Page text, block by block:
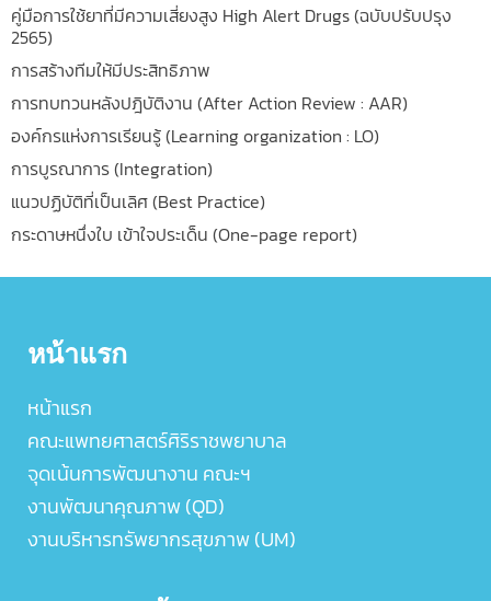
คู่มือการใช้ยาที่มีความเสี่ยงสูง High Alert Drugs (ฉบับปรับปรุง
2565)
การสร้างทีมให้มีประสิทธิภาพ
การทบทวนหลังปฎิบัติงาน (After Action Review : AAR)
องค์กรแห่งการเรียนรู้ (Learning organization : LO)
การบูรณาการ (Integration)
แนวปฏิบัติที่เป็นเลิศ (Best Practice)
กระดาษหนึ่งใบ เข้าใจประเด็น (One-page report)
หน้าแรก
หน้าแรก
คณะแพทยศาสตร์ศิริราชพยาบาล
จุดเน้นการพัฒนางาน คณะฯ
งานพัฒนาคุณภาพ (QD)
งานบริหารทรัพยากรสุขภาพ (UM)